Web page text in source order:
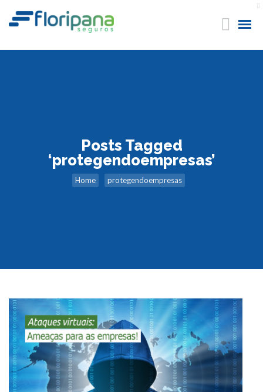
Posts Tagged
‘protegendoempresas’
Home protegendoempresas